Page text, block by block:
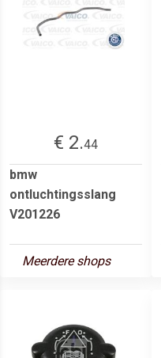
€ 2.44
bmw
ontluchtingsslang
V201226
Meerdere shops